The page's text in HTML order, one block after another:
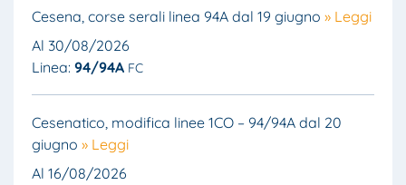
Cesena, corse serali linea 94A dal 19 giugno » Leggi
Al 30/08/2026
Linea: 94/94A FC
Cesenatico, modifica linee 1CO – 94/94A dal 20
giugno » Leggi
Al 16/08/2026